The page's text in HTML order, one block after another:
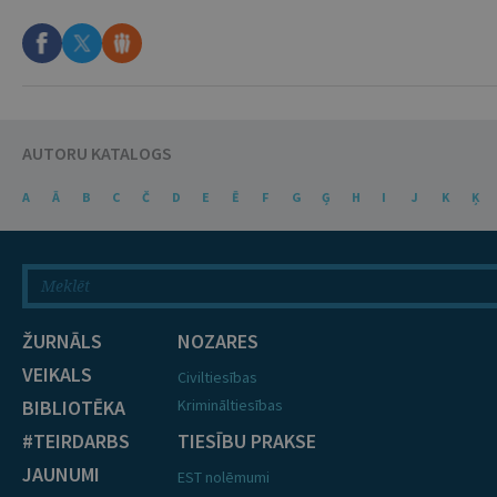
AUTORU KATALOGS
A Ā B C Č D E Ē F G Ģ H I J K Ķ
ŽURNĀLS
VEIKALS
BIBLIOTĒKA
#TEIRDARBS
JAUNUMI
NOZARES
Civiltiesības
Krimināltiesības
TIESĪBU PRAKSE
EST nolēmumi